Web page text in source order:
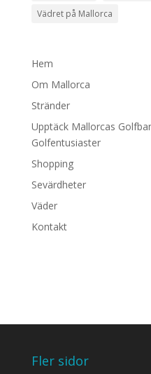
Vädret på Mallorca
Hem
Om Mallorca
Stränder
Upptäck Mallorcas
Golfentusiaster
Shopping
Sevärdheter
Väder
Kontakt
Fler sidor